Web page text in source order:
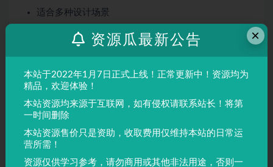
适合多种设计场景
屏幕显示与印刷均表现良好
适用场景
品牌设计、海报制作、广告排版、文创产品、包装设计等
需要独特视觉效果的场景。
声明：
本站所有文章，如无特殊说明或标注，均为本站原创发
布。任何个人或组织，在未征得本站同意时，禁止复制、盗用、
采集、发布本站内容到任何网站、书籍等各类媒体平台。如若本
×
资源瓜最新公告
本站于2022年1月7日正式上线！正常更新中！资源均为
精品，欢迎体验！
本站资源均来源于互联网，如有侵权请联系站长！将第
一时间删除
本站资源售价只是资助，收取费用仅维持本站的日常运
营所需！
资源仅供学习参考，请勿商用或其他非法用途，否则一